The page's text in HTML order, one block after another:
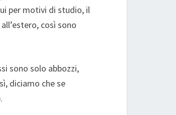
per motivi di studio, il
così sono
sono solo abbozzi,
diciamo che se